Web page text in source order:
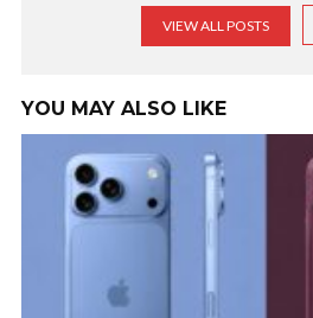
VIEW ALL POSTS
YOU MAY ALSO LIKE